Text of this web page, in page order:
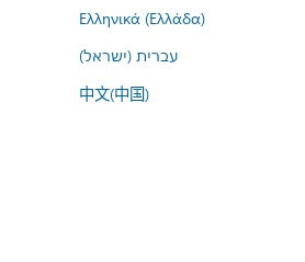
Ελληνικά (Ελλάδα)
עברית (ישראל)
中文(中国)